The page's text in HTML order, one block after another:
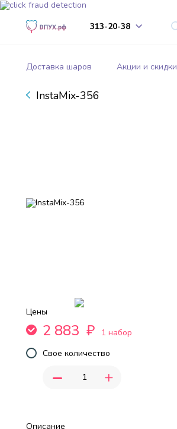
313-20-38
Доставка шаров Акции и скидки
InstaMix-356
Описание
Цены
2 883 ₽
1 набор
Свое количество
- +